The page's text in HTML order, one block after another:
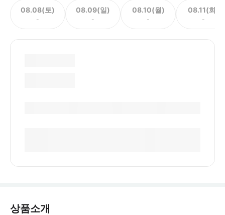
08.08(토)
-
08.09(일)
-
08.10(월)
-
08.11(화)
-
상품소개